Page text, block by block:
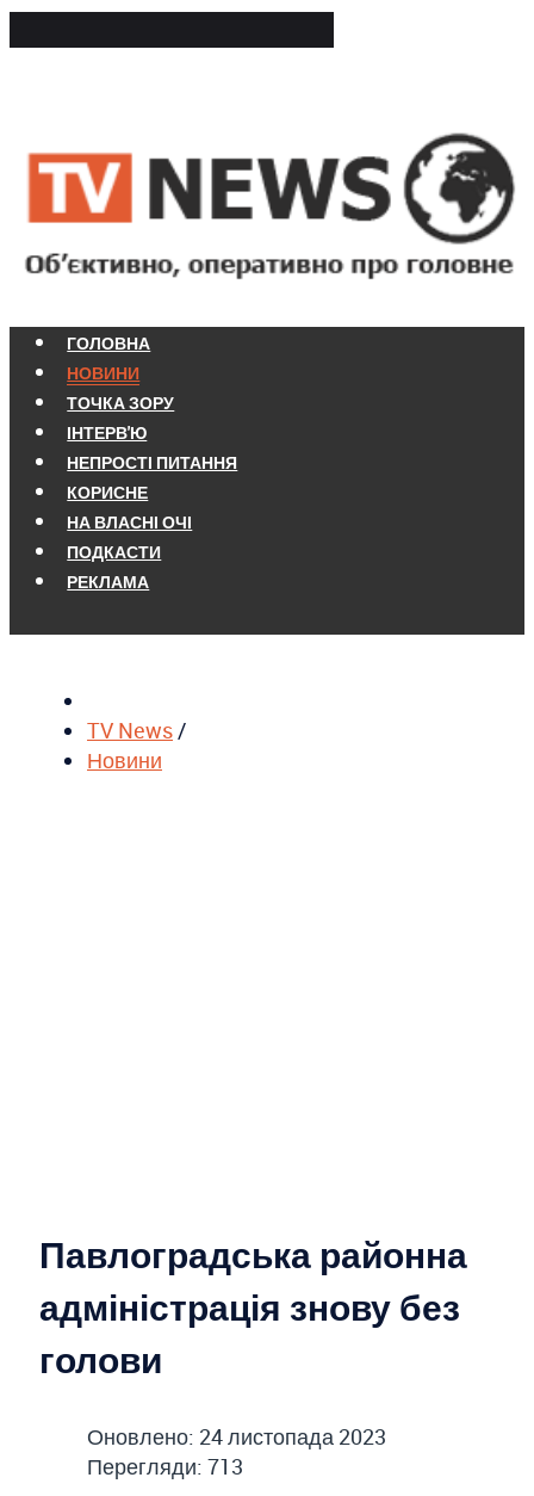
ГОЛОВНА
НОВИНИ
ТОЧКА ЗОРУ
ІНТЕРВ'Ю
НЕПРОСТІ ПИТАННЯ
КОРИСНЕ
НА ВЛАСНІ ОЧІ
ПОДКАСТИ
РЕКЛАМА
TV News/
Новини
Павлоградська районна
адміністрація знову без
голови
Оновлено: 24 листопада 2023
Перегляди: 713